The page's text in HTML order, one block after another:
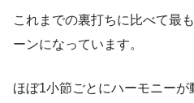
これまでの裏打ちに比べて最
ーンになっています。
ほぼ1小節ごとにハーモニー